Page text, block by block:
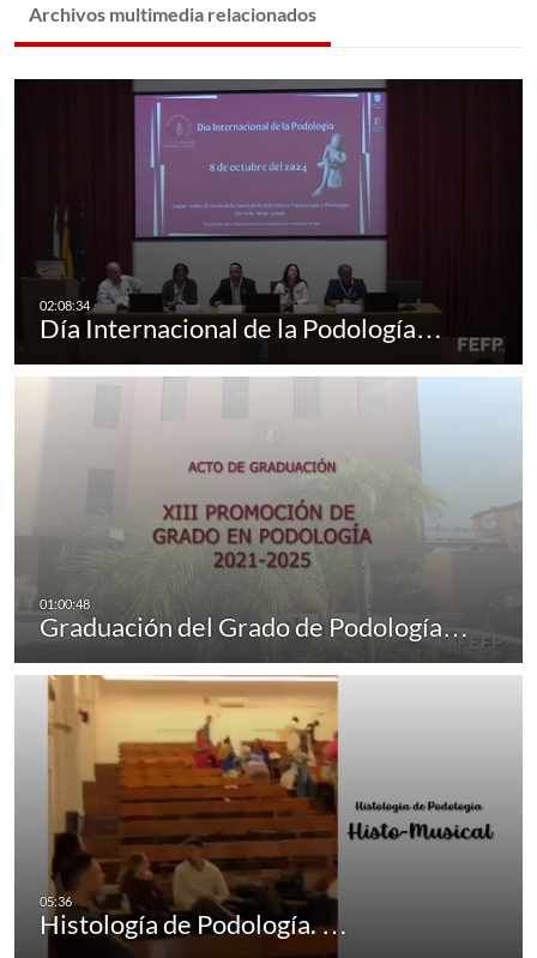
Archivos multimedia relacionados
Día Internacional de la Podología…
Graduación del Grado de Podología…
Histología de Podología. …